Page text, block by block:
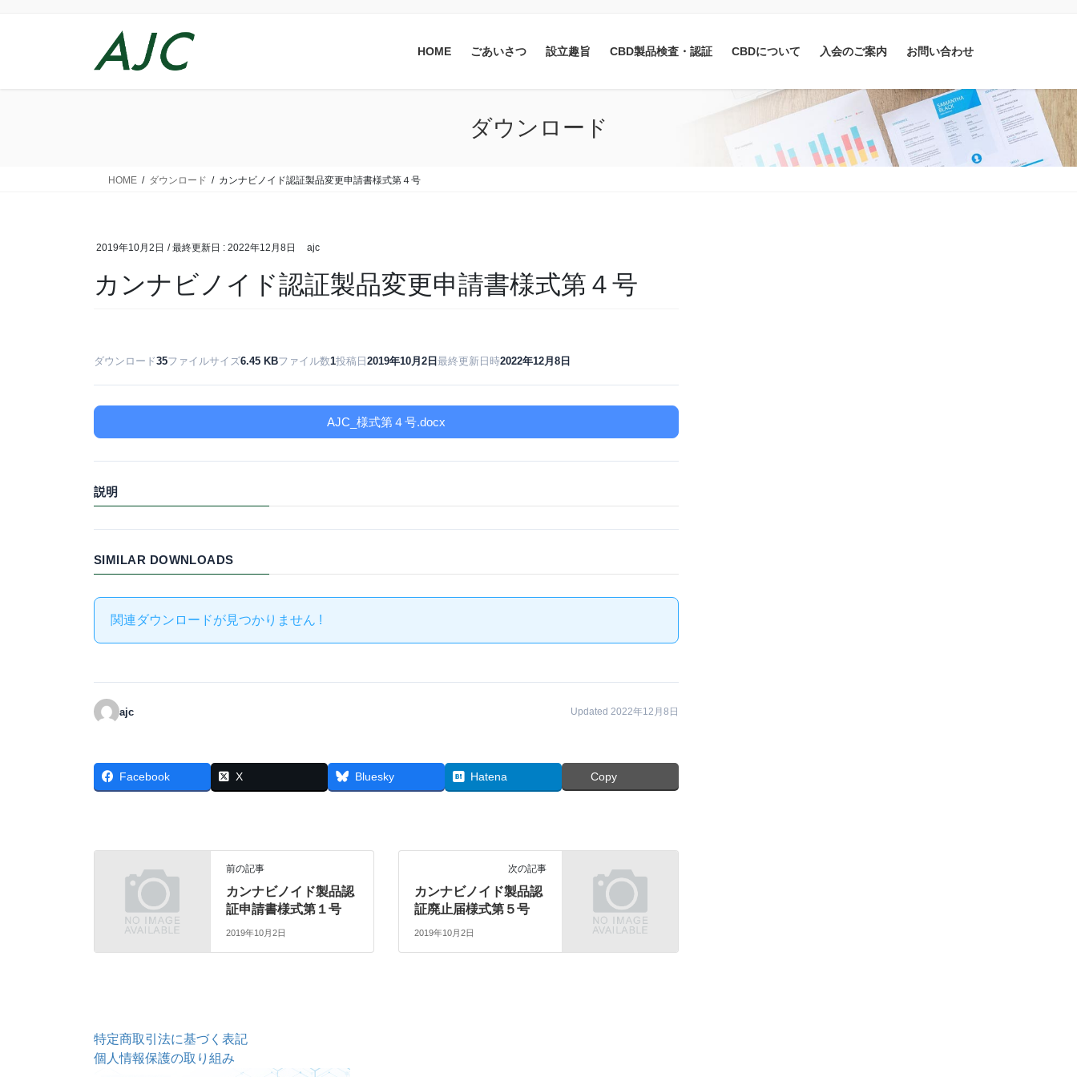
HOME ごあいさつ 設立趣旨 CBD製品検査・認証 CBDについて 入会のご案内 お問い合わせ
ダウンロード
HOME ダウンロード カンナビノイド認証製品変更申請書様式第４号
2019年10月2日 / 最終更新日 : 2022年12月8日 ajc
カンナビノイド認証製品変更申請書様式第４号
ダウンロード35ファイルサイズ6.45 KBファイル数1投稿日 2019年10月2日 最終更新日時2022年12月8日
AJC_様式第４号.docx
説明
SIMILAR DOWNLOADS
関連ダウンロードが見つかりません !
ajc Updated 2022年12月8日
Facebook X Bluesky Hatena Copy
前の記事
カンナビノイド製品認
証申請書様式第１号
2019年10月2日
次の記事
カンナビノイド製品認
証廃止届様式第５号
2019年10月2日
特定商取引法に基づく表記
個人情報保護の取り組み